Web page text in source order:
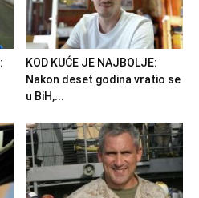
KOD KUĆE JE NAJBOLJE:
Nakon deset godina vratio se
u BiH,...